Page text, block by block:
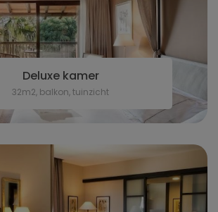
Deluxe kamer
32m2, balkon, tuinzicht